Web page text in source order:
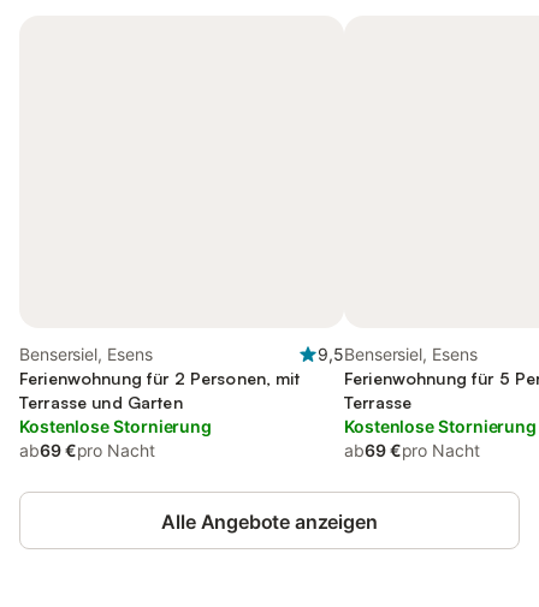
Bensersiel, Esens
9,5
Ferienwohnung für 2 Personen, mit
Terrasse und Garten
Kostenlose Stornierung
ab69 €pro Nacht
Bensersiel, Esens
Ferienwohnung für 5
Terrasse
Kostenlose Stornierung
ab69 €pro Nacht
Alle Angebote anzeigen